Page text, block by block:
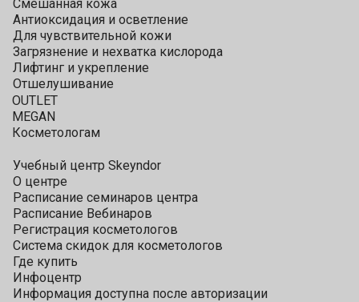
Смешанная кожа
Антиоксидация и осветление
Для чувствительной кожи
Загрязнение и нехватка кислорода
Лифтинг и укрепление
Отшелушивание
OUTLET
MEGAN
Косметологам
Учебный центр Skeyndor
О центре
Расписание семинаров центра
Расписание Вебинаров
Регистрация косметологов
Система скидок для косметологов
Где купить
Инфоцентр
Информация доступна после авторизации